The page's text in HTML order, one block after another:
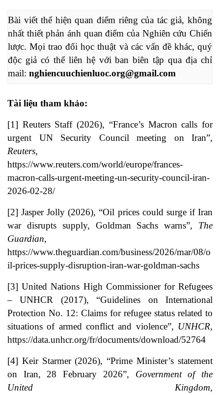
Bài viết thể hiện quan điểm riêng của tác giả, không
nhất thiết phản ánh quan điểm của Nghiên cứu Chiến
lược. Mọi trao đổi học thuật và các vấn đề khác, quý
độc giả có thể liên hệ với ban biên tập qua địa chỉ
mail: nghiencuuchienluoc.org@gmail.com
Tài liệu tham khảo:
[1] Reuters Staff (2026), “France’s Macron calls for
urgent UN Security Council meeting on Iran”,
Reuters,
https://www.reuters.com/world/europe/frances-
macron-calls-urgent-meeting-un-security-council-iran-
2026-02-28/
[2] Jasper Jolly (2026), “Oil prices could surge if Iran
war disrupts supply, Goldman Sachs warns”, The
Guardian,
https://www.theguardian.com/business/2026/mar/08/o
il-prices-supply-disruption-iran-war-goldman-sachs
[3] United Nations High Commissioner for Refugees
– UNHCR (2017), “Guidelines on International
Protection No. 12: Claims for refugee status related to
situations of armed conflict and violence”, UNHCR,
https://data.unhcr.org/fr/documents/download/52764
[4] Keir Starmer (2026), “Prime Minister’s statement
on Iran, 28 February 2026”, Government of the
United Kingdom,